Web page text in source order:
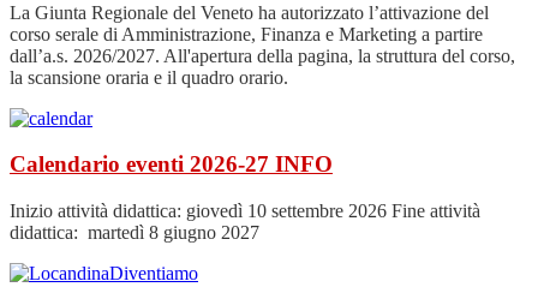
La Giunta Regionale del Veneto ha autorizzato l’attivazione del
corso serale di Amministrazione, Finanza e Marketing a partire
dall’a.s. 2026/2027. All'apertura della pagina, la struttura del corso,
la scansione oraria e il quadro orario.
Calendario eventi 2026-27 INFO
Inizio attività didattica: giovedì 10 settembre 2026 Fine attività
didattica: martedì 8 giugno 2027